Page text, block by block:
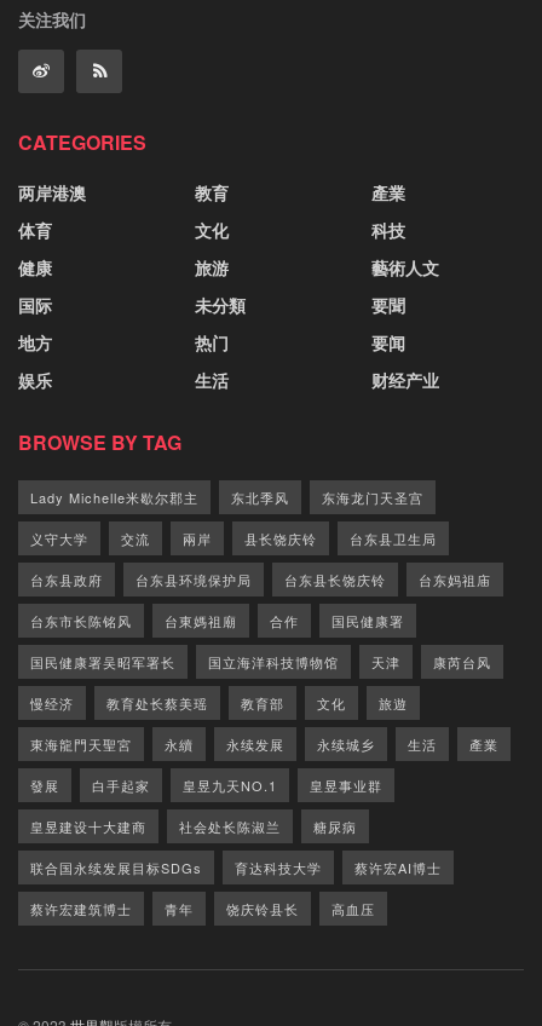
关注我们
CATEGORIES
两岸港澳
体育
健康
国际
地方
娱乐
教育
文化
旅游
未分類
热门
生活
產業
科技
藝術人文
要聞
要闻
财经产业
BROWSE BY TAG
Lady Michelle米歇尔郡主 东北季风 东海龙门天圣宫
义守大学 交流 兩岸 县长饶庆铃 台东县卫生局
台东县政府 台东县环境保护局 台东县长饶庆铃 台东妈祖庙
台东市长陈铭风 台東媽祖廟 合作 国民健康署
国民健康署吴昭军署长 国立海洋科技博物馆 天津 康芮台风
慢经济 教育处长蔡美瑶 教育部 文化 旅遊
東海龍門天聖宮 永續 永续发展 永续城乡 生活 產業
發展 白手起家 皇昱九天NO.1 皇昱事业群
皇昱建设十大建商 社会处长陈淑兰 糖尿病
联合国永续发展目标SDGs 育达科技大学 蔡许宏AI博士
蔡许宏建筑博士 青年 饶庆铃县长 高血压